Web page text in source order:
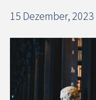
15 Dezember, 2023